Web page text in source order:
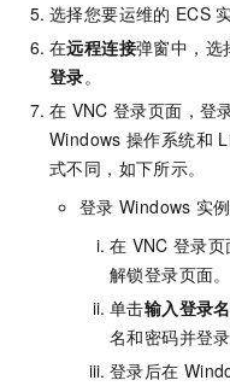
选择您要运维的 ECS
在远程连接弹窗中，选
登录。
在 VNC 登录页面，登
Windows 操作系统和
式不同，如下所示。
登录 Windows 实例
在 VNC 登录页
解锁登录页面
单击输入登录名
名和密码并登录
登录后在